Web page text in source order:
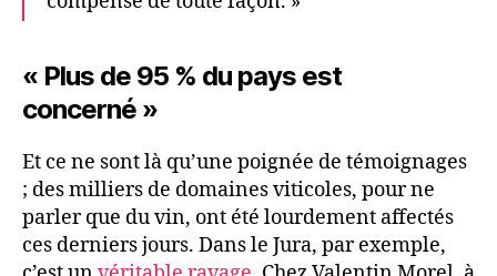
« Plus de 95 % du pays est
concerné »
Et ce ne sont là qu’une poignée de témoignages
; des milliers de domaines viticoles, pour ne
parler que du vin, ont été lourdement affectés
ces derniers jours. Dans le Jura, par exemple,